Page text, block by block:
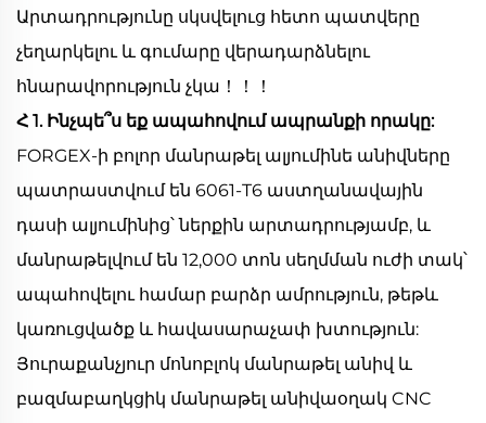
Արտադրությունը սկսվելուց հետո պատվերը
չեղարկելու և գումարը վերադարձնելու
հնարավորություն չկա！！！
Հ 1. Ինչպե՞ս եք ապահովում ապրանքի որակը:
FORGEX-ի բոլոր մանրաթել ալյումինե անիվները
պատրաստվում են 6061-T6 աստղանավային
դասի ալյումինից՝ ներքին արտադրությամբ, և
մանրաթելվում են 12,000 տոն սեղմման ուժի տակ՝
ապահովելու համար բարձր ամրություն, թեթև
կառուցվածք և հավասարաչափ խտություն:
Յուրաքանչյուր մոնոբլոկ մանրաթել անիվ և
բազմաբաղկցիկ մանրաթել անիվաօղակ CNC